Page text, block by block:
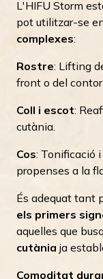
L'HIFU Storm
pot utilitzar-se
complexes:
Rostre: Lifting
front o del
Coll i escot:
cutània.
Cos: Tonificació
propenses a la
És adequat tant
els primers
aquelles que
cutània ja
Comoditat